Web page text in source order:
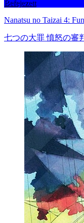
Befejezett
Nanatsu no Taizai 4:
七つの大罪 憤怒の審